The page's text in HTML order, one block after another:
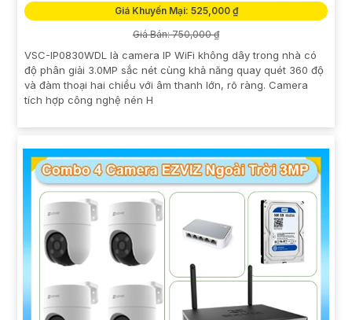
Giá Khuyến Mại: 525,000 ₫
Giá Bán: 750,000 ₫
VSC-IP0830WDL là camera IP WiFi không dây trong nhà có
độ phân giải 3.0MP sắc nét cùng khả năng quay quét 360 độ
và đàm thoại hai chiều với âm thanh lớn, rõ ràng. Camera
tích hợp công nghệ nén H